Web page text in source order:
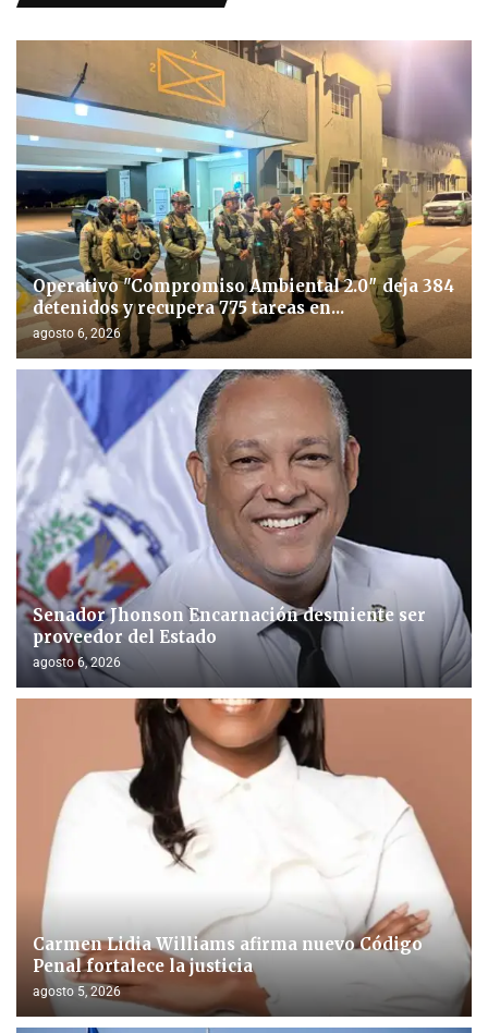
Operativo "Compromiso Ambiental 2.0″ deja 384
detenidos y recupera 775 tareas en...
agosto 6, 2026
Senador Jhonson Encarnación desmiente ser
proveedor del Estado
agosto 6, 2026
Carmen Lidia Williams afirma nuevo Código
Penal fortalece la justicia
agosto 5, 2026